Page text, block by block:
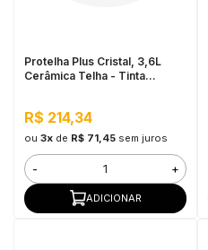
Protelha Plus Cristal, 3,6L
Cerâmica Telha - Tinta
R$ 214,34
ou 3xde R$ 71,45 sem juros
- +
ADICIONAR